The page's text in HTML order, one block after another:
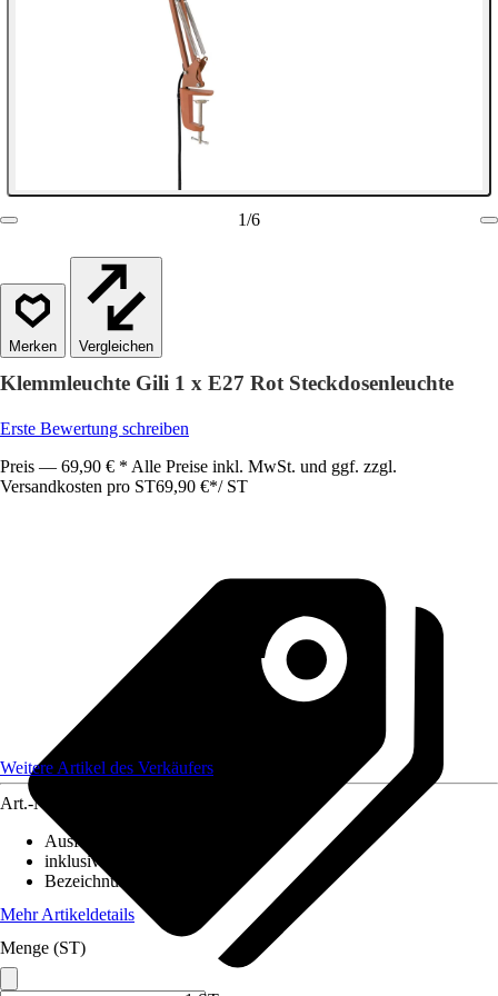
1/6
Vergleichen
Klemmleuchte Gili 1 x E27 Rot Steckdosenleuchte
Erste Bewertung schreiben
Preis — 69,90 € * Alle Preise inkl. MwSt. und ggf. zzgl.
Versandkosten pro ST69,90 €*/ ST
Weitere Artikel des Verkäufers
Art.-Nr.
Ausführung
inklusive Leuchtmittel
Bezeichnung Fassung
Mehr Artikeldetails
Menge (ST)